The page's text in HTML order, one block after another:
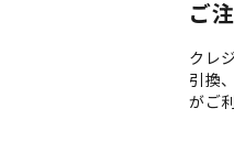
ご
クレ
引換
がご